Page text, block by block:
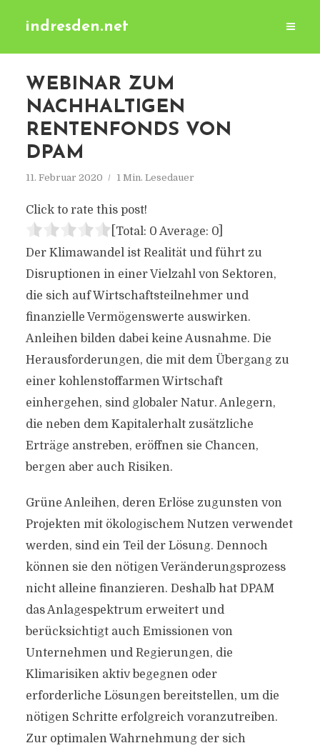
indresden.net
WEBINAR ZUM
NACHHALTIGEN
RENTENFONDS VON
DPAM
11. Februar 2020 1 Min. Lesedauer
Click to rate this post!
[Total: 0 Average: 0]
Der Klimawandel ist Realität und führt zu
Disruptionen in einer Vielzahl von Sektoren,
die sich auf Wirtschaftsteilnehmer und
finanzielle Vermögenswerte auswirken.
Anleihen bilden dabei keine Ausnahme. Die
Herausforderungen, die mit dem Übergang zu
einer kohlenstoffarmen Wirtschaft
einhergehen, sind globaler Natur. Anlegern,
die neben dem Kapitalerhalt zusätzliche
Erträge anstreben, eröffnen sie Chancen,
bergen aber auch Risiken.
Grüne Anleihen, deren Erlöse zugunsten von
Projekten mit ökologischem Nutzen verwendet
werden, sind ein Teil der Lösung. Dennoch
können sie den nötigen Veränderungsprozess
nicht alleine finanzieren. Deshalb hat DPAM
das Anlagespektrum erweitert und
berücksichtigt auch Emissionen von
Unternehmen und Regierungen, die
Klimarisiken aktiv begegnen oder
erforderliche Lösungen bereitstellen, um die
nötigen Schritte erfolgreich voranzutreiben.
Zur optimalen Wahrnehmung der sich